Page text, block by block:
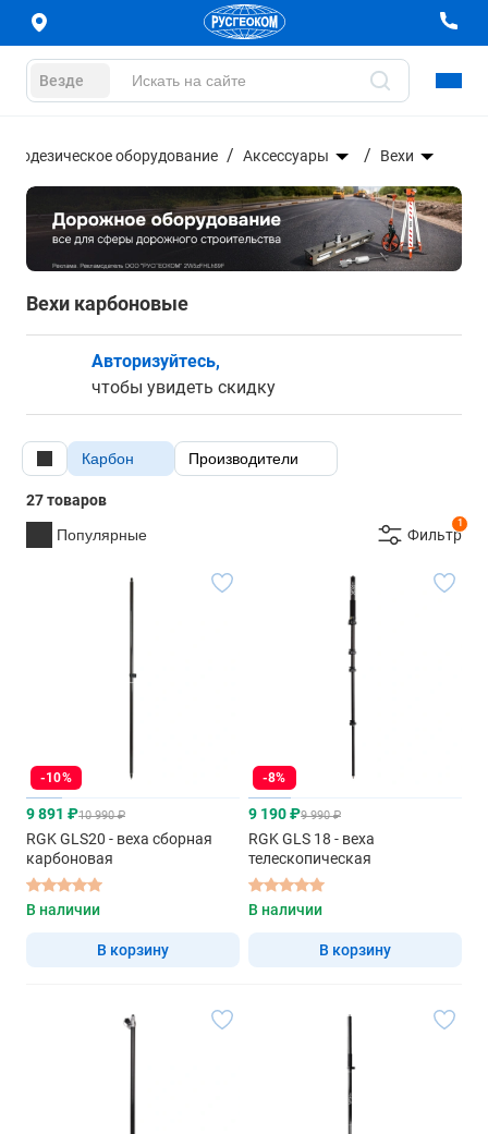
Везде
Геодезическое оборудование Аксессуары Вехи
Вехи карбоновые
Авторизуйтесь,
чтобы увидеть скидку
Карбон Производители
27 товаров
Популярные
1
Фильтр
-10%
9 891 ₽10 990 ₽
RGK GLS20 - веха сборная
карбоновая
В наличии
В корзину
-8%
9 190 ₽9 990 ₽
RGK GLS 18 - веха
телескопическая
В наличии
В корзину